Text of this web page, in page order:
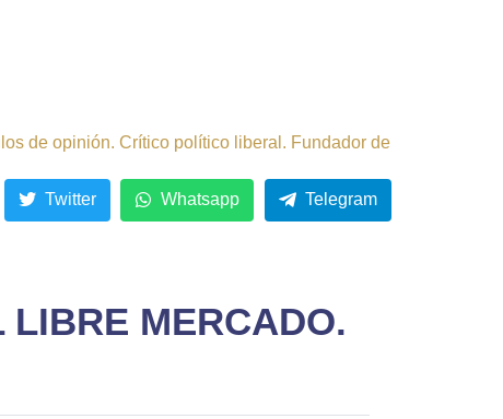
de opinión. Crítico político liberal. Fundador de
LIBRE MERCADO.
Twitter Whatsapp Telegram